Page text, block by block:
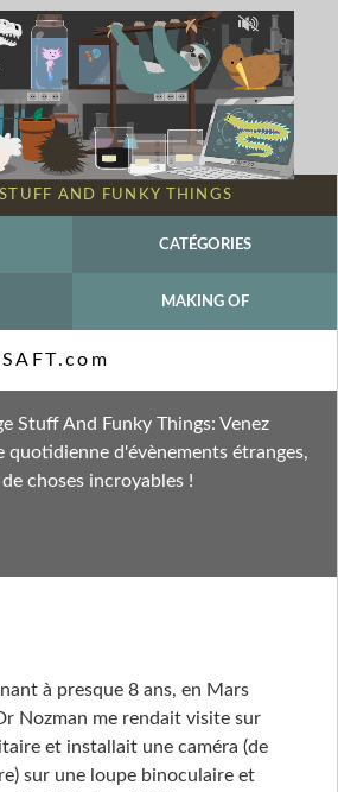
AND FUNKY THINGS
CATÉGORIES
MAKING OF
à presque 8 ans, en Mars
Nozman me rendait visite sur
et installait une caméra (de
sur une loupe binoculaire et
Stuff And Funky Things: Venez
d'évènements étranges,
choses incroyables !